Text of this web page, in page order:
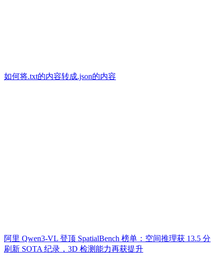
如何将.txt的内容转成.json的内容
阿里 Qwen3-VL 登顶 SpatialBench 榜单：空间推理获 13.5 分
刷新 SOTA 纪录，3D 检测能力再获提升